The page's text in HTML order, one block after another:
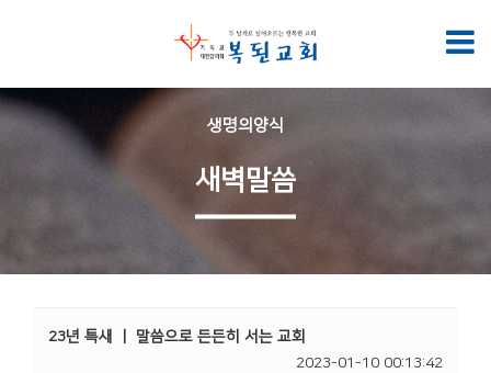
생명의양식
새벽말씀
23년 특새 ㅣ 말씀으로 든든히 서는 교회
2023-01-10 00:13:42